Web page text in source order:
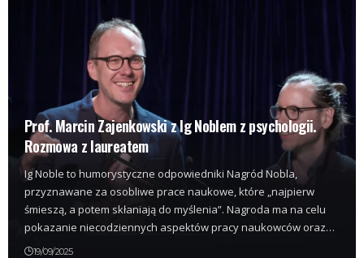
Prof. Marcin Zajenkowski z Ig Noblem z psychologii.
Rozmowa z laureatem
Ig Noble to humorystyczne odpowiedniki Nagród Nobla,
przyznawane za osobliwe prace naukowe, które „najpierw
śmieszą, a potem skłaniają do myślenia”. Nagroda ma na celu
pokazanie niecodziennych aspektów pracy naukowców oraz…
19/09/2025